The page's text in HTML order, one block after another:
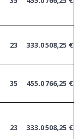
23 333.0508,25 €
35 455.0766,25 €
23 333.0508,25 €